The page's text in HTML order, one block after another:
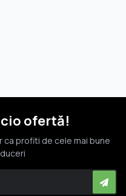
ofertă!
profiti de cele mai bune